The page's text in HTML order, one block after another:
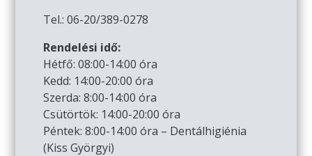
Tel.: 06-20/389-0278
Rendelési idő:
Hétfő: 08:00-14:00 óra
Kedd: 14:00-20:00 óra
Szerda: 8:00-14:00 óra
Csütörtök: 14:00-20:00 óra
Péntek: 8:00-14:00 óra – Dentálhigiénia
(Kiss Györgyi)